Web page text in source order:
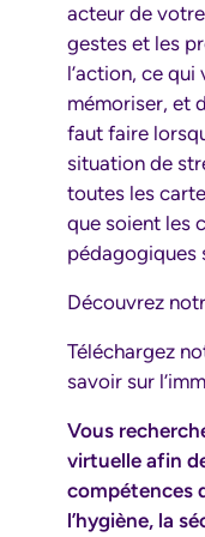
acteur de
gestes et les
l’action, ce
mémoriser, et
faut faire
situation de
toutes les
que soient les
pédagogiques
Découvrez
Téléchargez
savoir sur
Vous
virtuelle afin
compétences
l’hygiène, la